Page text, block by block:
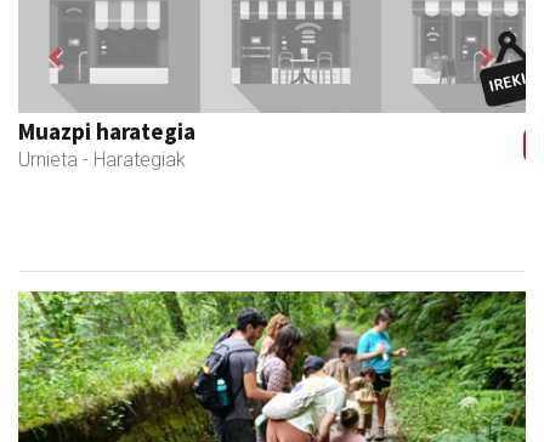
Muazpi harategia
Urnieta - Harategiak
Previous Next